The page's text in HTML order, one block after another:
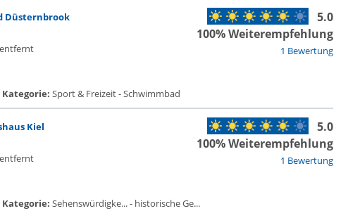
Düsternbrook
1 Bewertung
5.0
100% Weiterempfehlung
Kategorie: Sport & Freizeit - Schwimmbad
Kiel
1 Bewertung
5.0
100% Weiterempfehlung
Kategorie: Sehenswürdigke... - historische Ge...